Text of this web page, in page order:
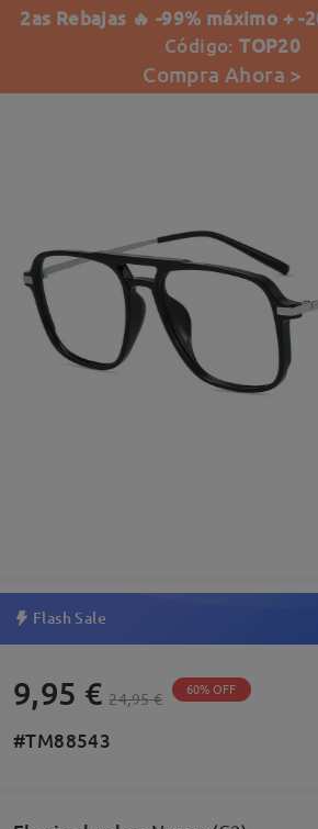
2as Rebajas 🔥 -99% máximo + -
Código:TOP20
Compra Ahora >
Flash Sale
9,95 € 24,95 € 60% OFF
#TM88543